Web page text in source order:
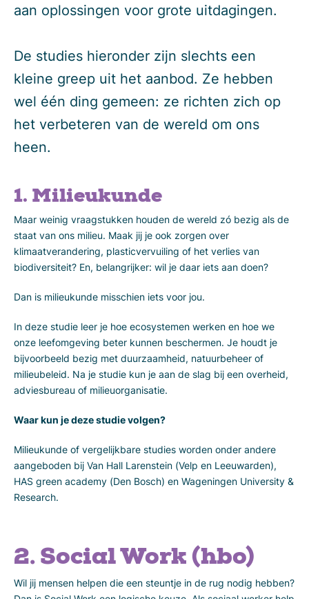
aan oplossingen voor grote uitdagingen.
De studies hieronder zijn slechts een
kleine greep uit het aanbod. Ze hebben
wel één ding gemeen: ze richten zich op
het verbeteren van de wereld om ons
heen.
1. Milieukunde
Maar weinig vraagstukken houden de wereld zó bezig als de
staat van ons milieu. Maak jij je ook zorgen over
klimaatverandering, plasticvervuiling of het verlies van
biodiversiteit? En, belangrijker: wil je daar iets aan doen?
Dan is milieukunde misschien iets voor jou.
In deze studie leer je hoe ecosystemen werken en hoe we
onze leefomgeving beter kunnen beschermen. Je houdt je
bijvoorbeeld bezig met duurzaamheid, natuurbeheer of
milieubeleid. Na je studie kun je aan de slag bij een overheid,
adviesbureau of milieuorganisatie.
Waar kun je deze studie volgen?
Milieukunde of vergelijkbare studies worden onder andere
aangeboden bij Van Hall Larenstein (Velp en Leeuwarden),
HAS green academy (Den Bosch) en Wageningen University &
Research.
2. Social Work (hbo)
Wil jij mensen helpen die een steuntje in de rug nodig hebben?